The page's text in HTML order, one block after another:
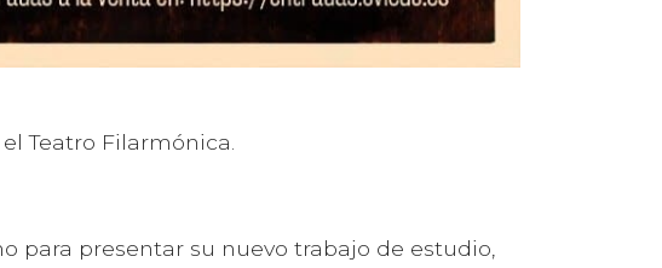
Teatro Filarmónica.
para presentar su nuevo trabajo de estudio,